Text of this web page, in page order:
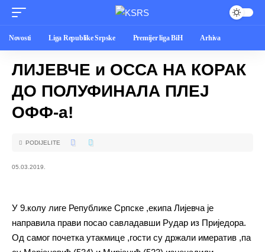
Novosti Liga Republike Srpske Premijer liga BiH Arhiva
ЛИЈЕВЧЕ и ОССА НА КОРАК
ДО ПОЛУФИНАЛА ПЛЕЈ
ОФФ-а!
05.03.2019.
PODIJELITE
У 9.колу лиге Републике Српске ,екипа Лијевча је
направила прави посао савладавши Рудар из Приједора.
Од самог почетка утакмице ,гости су држали имератив ,па